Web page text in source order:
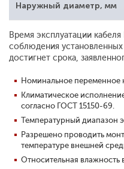
Наружный диаметр, мм
Время эксплуатации
соблюдения
достигнет срока,
Номинальное переменное
Климатическое
согласно ГОСТ 15150-69.
Температурный диапазон
Разрешено проводить
температуре внешней
Относительная влажность